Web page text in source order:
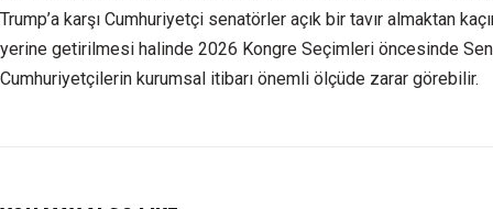
Trump’a karşı Cumhuriyetçi senatörler açık bir tavır almaktan
yerine getirilmesi halinde 2026 Kongre Seçimleri öncesinde
Cumhuriyetçilerin kurumsal itibarı önemli ölçüde zarar görebilir.